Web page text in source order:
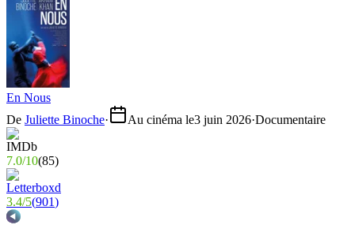
En Nous
De Juliette Binoche· Au cinéma le3 juin 2026·Documentaire
7.0/10(85)
3.4/5(901)